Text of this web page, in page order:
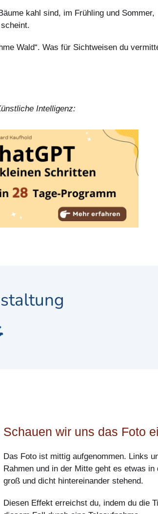
kahl sind, im Frühling und Sommer,
Wald“. Was für Sichtweisen du
Intelligenz:
Schauen wir uns das Foto
Das Foto ist mittig aufgenommen. Links
Rahmen und in der Mitte geht es etwas
groß und dicht hintereinander stehend.
Diesen Effekt erreichst du, indem du die